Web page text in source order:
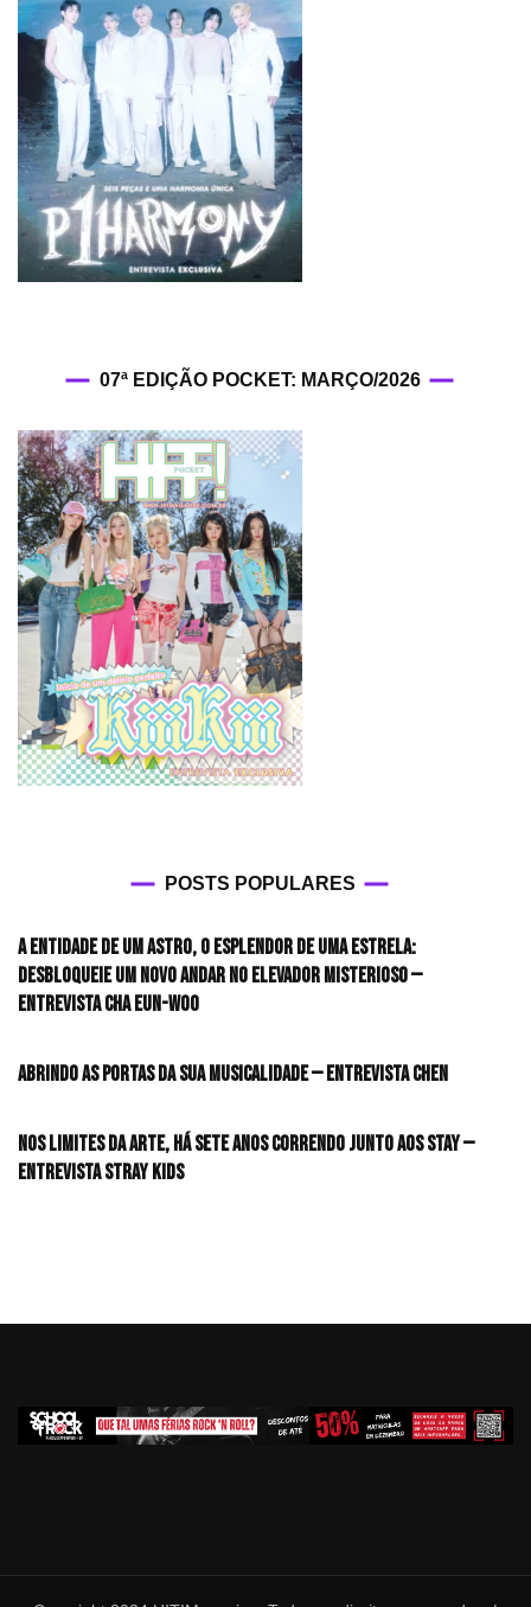
07ª EDIÇÃO POCKET: MARÇO/2026
POSTS POPULARES
A entidade de um astro, o esplendor de uma estrela:
desbloqueie um novo andar no elevador misterioso —
Entrevista CHA EUN-WOO
Abrindo as portas da sua musicalidade — Entrevista CHEN
Nos limites da arte, há sete anos correndo junto aos STAY —
Entrevista Stray Kids